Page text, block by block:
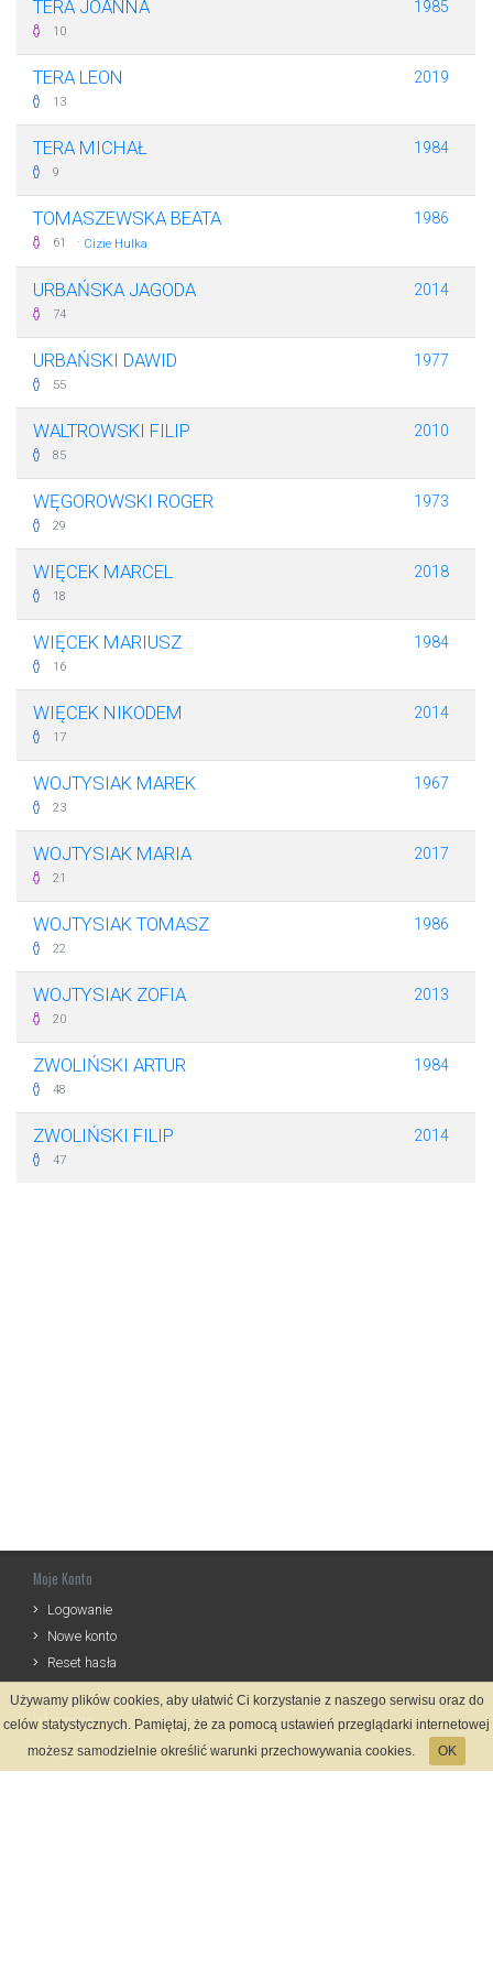
TERA JOANNA
10
1985
TERA LEON
13
2019
TERA MICHAŁ
9
1984
TOMASZEWSKA BEATA
61 · Cizie Hulka
1986
URBAŃSKA JAGODA
74
2014
URBAŃSKI DAWID
55
1977
WALTROWSKI FILIP
85
2010
WĘGOROWSKI ROGER
29
1973
WIĘCEK MARCEL
18
2018
WIĘCEK MARIUSZ
16
1984
WIĘCEK NIKODEM
17
2014
WOJTYSIAK MAREK
23
1967
WOJTYSIAK MARIA
21
2017
WOJTYSIAK TOMASZ
22
1986
WOJTYSIAK ZOFIA
20
2013
ZWOLIŃSKI ARTUR
48
1984
ZWOLIŃSKI FILIP
47
2014
Moje Konto
Logowanie
Nowe konto
Reset hasła
Informacje
Regulamin
Używamy plików cookies, aby ułatwić Ci korzystanie z naszego serwisu oraz do
celów statystycznych. Pamiętaj, że za pomocą ustawień przeglądarki internetowej
możesz samodzielnie określić warunki przechowywania cookies.
OK